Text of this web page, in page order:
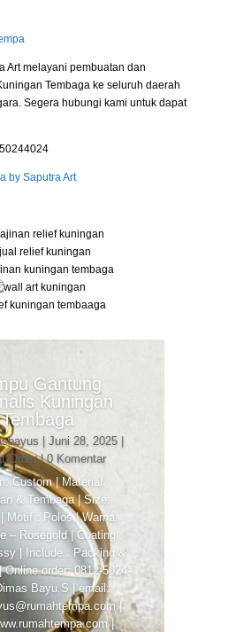
Art melayani pembuatan dan
Tembaga ke seluruh daerah
Segera hubungi kami untuk dapat
by Saputra Art
Gantung
Kuningan
Tembaga
Juni 28, 2025|
Order| 0 Komentar
Custom | Material:
& Tembaga | Size:
Motif : Polos | Warna:
– Rosegold | Coating :
| Include : Packing &
Online order: 0812-5024-
Bayu S | email:
|
|